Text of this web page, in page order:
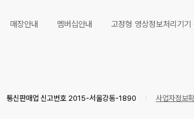
매장안내 멤버십안내 고정형 영상정보처리기기
통신판매업 신고번호 2015-서울강동-1890 사업자정보